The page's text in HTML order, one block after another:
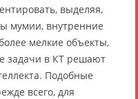
выделяя,
мумии, внутренние
мелкие объекты,
задачи в КТ решают
Подобные
всего, для